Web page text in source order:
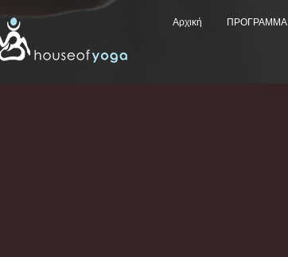
Αρχική ΠΡΟΓΡΑΜΜΑ